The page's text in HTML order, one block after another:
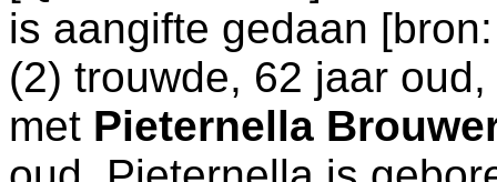
is aangifte gedaan [
(2) trouwde, 62 jaar
met Pieternella